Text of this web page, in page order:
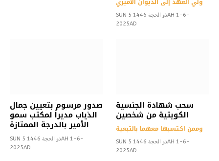
SUN 5 ذو الحجة 1446AH 1-6-
2025AD
صدور مرسوم بتعيين جمال
الذياب مديراً لمكتب سمو
الأمير بالدرجة الممتازة
SUN 5 ذو الحجة 1446AH 1-6-
2025AD
سحب شهادة الجنسية
الكويتية من شخصين
وممن اكتسبها معهما بالتبعية
SUN 5 ذو الحجة 1446AH 1-6-
2025AD